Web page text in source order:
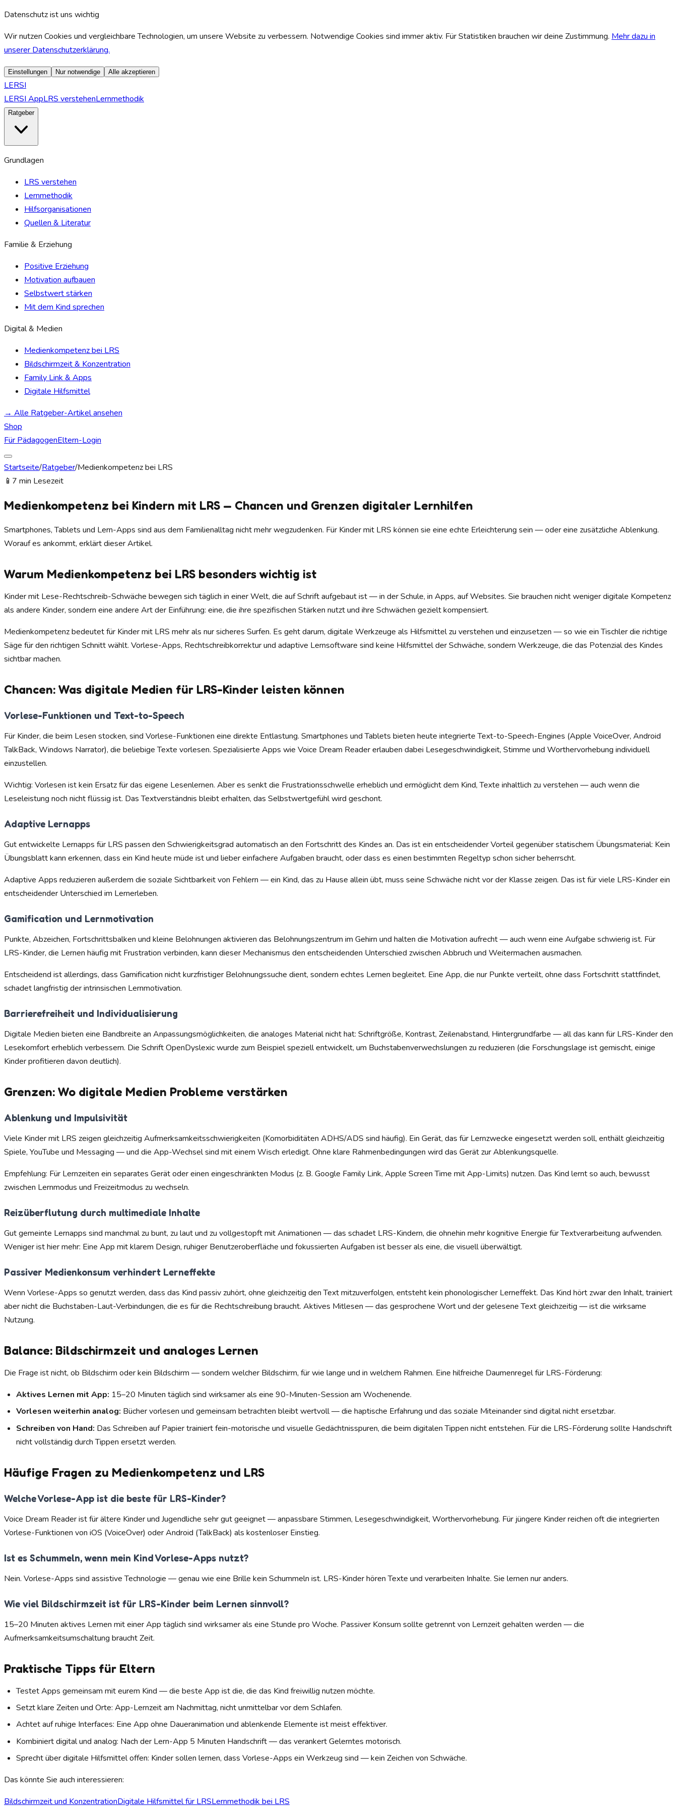
Datenschutz ist uns wichtig
Wir nutzen Cookies und vergleichbare Technologien, um unsere Website zu verbessern. Notwendige Cookies sind immer aktiv. Für Statistiken brauchen wir deine Zustimmung. Mehr dazu in
unserer Datenschutzerklärung.
Einstellungen Nur notwendige Alle akzeptieren
LERSI
LERSI AppLRS verstehenLernmethodik
Ratgeber
Grundlagen
LRS verstehen
Lernmethodik
Hilfsorganisationen
Quellen & Literatur
Familie & Erziehung
Positive Erziehung
Motivation aufbauen
Selbstwert stärken
Mit dem Kind sprechen
Digital & Medien
Medienkompetenz bei LRS
Bildschirmzeit & Konzentration
Family Link & Apps
Digitale Hilfsmittel
→ Alle Ratgeber-Artikel ansehen
Shop
Für PädagogenEltern-Login
Startseite/Ratgeber/Medienkompetenz bei LRS
📱 7 min Lesezeit
Medienkompetenz bei Kindern mit LRS — Chancen und Grenzen digitaler Lernhilfen
Smartphones, Tablets und Lern-Apps sind aus dem Familienalltag nicht mehr wegzudenken. Für Kinder mit LRS können sie eine echte Erleichterung sein — oder eine zusätzliche Ablenkung.
Worauf es ankommt, erklärt dieser Artikel.
Warum Medienkompetenz bei LRS besonders wichtig ist
Kinder mit Lese-Rechtschreib-Schwäche bewegen sich täglich in einer Welt, die auf Schrift aufgebaut ist — in der Schule, in Apps, auf Websites. Sie brauchen nicht weniger digitale Kompetenz
als andere Kinder, sondern eine andere Art der Einführung: eine, die ihre spezifischen Stärken nutzt und ihre Schwächen gezielt kompensiert.
Medienkompetenz bedeutet für Kinder mit LRS mehr als nur sicheres Surfen. Es geht darum, digitale Werkzeuge als Hilfsmittel zu verstehen und einzusetzen — so wie ein Tischler die richtige
Säge für den richtigen Schnitt wählt. Vorlese-Apps, Rechtschreibkorrektur und adaptive Lernsoftware sind keine Hilfsmittel der Schwäche, sondern Werkzeuge, die das Potenzial des Kindes
sichtbar machen.
Chancen: Was digitale Medien für LRS-Kinder leisten können
Vorlese-Funktionen und Text-to-Speech
Für Kinder, die beim Lesen stocken, sind Vorlese-Funktionen eine direkte Entlastung. Smartphones und Tablets bieten heute integrierte Text-to-Speech-Engines (Apple VoiceOver, Android
TalkBack, Windows Narrator), die beliebige Texte vorlesen. Spezialisierte Apps wie Voice Dream Reader erlauben dabei Lesegeschwindigkeit, Stimme und Worthervorhebung individuell
einzustellen.
Wichtig: Vorlesen ist kein Ersatz für das eigene Lesenlernen. Aber es senkt die Frustrationsschwelle erheblich und ermöglicht dem Kind, Texte inhaltlich zu verstehen — auch wenn die
Leseleistung noch nicht flüssig ist. Das Textverständnis bleibt erhalten, das Selbstwertgefühl wird geschont.
Adaptive Lernapps
Gut entwickelte Lernapps für LRS passen den Schwierigkeitsgrad automatisch an den Fortschritt des Kindes an. Das ist ein entscheidender Vorteil gegenüber statischem Übungsmaterial: Kein
Übungsblatt kann erkennen, dass ein Kind heute müde ist und lieber einfachere Aufgaben braucht, oder dass es einen bestimmten Regeltyp schon sicher beherrscht.
Adaptive Apps reduzieren außerdem die soziale Sichtbarkeit von Fehlern — ein Kind, das zu Hause allein übt, muss seine Schwäche nicht vor der Klasse zeigen. Das ist für viele LRS-Kinder ein
entscheidender Unterschied im Lernerleben.
Gamification und Lernmotivation
Punkte, Abzeichen, Fortschrittsbalken und kleine Belohnungen aktivieren das Belohnungszentrum im Gehirn und halten die Motivation aufrecht — auch wenn eine Aufgabe schwierig ist. Für
LRS-Kinder, die Lernen häufig mit Frustration verbinden, kann dieser Mechanismus den entscheidenden Unterschied zwischen Abbruch und Weitermachen ausmachen.
Entscheidend ist allerdings, dass Gamification nicht kurzfristiger Belohnungssuche dient, sondern echtes Lernen begleitet. Eine App, die nur Punkte verteilt, ohne dass Fortschritt stattfindet,
schadet langfristig der intrinsischen Lernmotivation.
Barrierefreiheit und Individualisierung
Digitale Medien bieten eine Bandbreite an Anpassungsmöglichkeiten, die analoges Material nicht hat: Schriftgröße, Kontrast, Zeilenabstand, Hintergrundfarbe — all das kann für LRS-Kinder den
Lesekomfort erheblich verbessern. Die Schrift OpenDyslexic wurde zum Beispiel speziell entwickelt, um Buchstabenverwechslungen zu reduzieren (die Forschungslage ist gemischt, einige
Kinder profitieren davon deutlich).
Grenzen: Wo digitale Medien Probleme verstärken
Ablenkung und Impulsivität
Viele Kinder mit LRS zeigen gleichzeitig Aufmerksamkeitsschwierigkeiten (Komorbiditäten ADHS/ADS sind häufig). Ein Gerät, das für Lernzwecke eingesetzt werden soll, enthält gleichzeitig
Spiele, YouTube und Messaging — und die App-Wechsel sind mit einem Wisch erledigt. Ohne klare Rahmenbedingungen wird das Gerät zur Ablenkungsquelle.
Empfehlung: Für Lernzeiten ein separates Gerät oder einen eingeschränkten Modus (z. B. Google Family Link, Apple Screen Time mit App-Limits) nutzen. Das Kind lernt so auch, bewusst
zwischen Lernmodus und Freizeitmodus zu wechseln.
Reizüberflutung durch multimediale Inhalte
Gut gemeinte Lernapps sind manchmal zu bunt, zu laut und zu vollgestopft mit Animationen — das schadet LRS-Kindern, die ohnehin mehr kognitive Energie für Textverarbeitung aufwenden.
Weniger ist hier mehr: Eine App mit klarem Design, ruhiger Benutzeroberfläche und fokussierten Aufgaben ist besser als eine, die visuell überwältigt.
Passiver Medienkonsum verhindert Lerneffekte
Wenn Vorlese-Apps so genutzt werden, dass das Kind passiv zuhört, ohne gleichzeitig den Text mitzuverfolgen, entsteht kein phonologischer Lerneffekt. Das Kind hört zwar den Inhalt, trainiert
aber nicht die Buchstaben-Laut-Verbindungen, die es für die Rechtschreibung braucht. Aktives Mitlesen — das gesprochene Wort und der gelesene Text gleichzeitig — ist die wirksame
Nutzung.
Balance: Bildschirmzeit und analoges Lernen
Die Frage ist nicht, ob Bildschirm oder kein Bildschirm — sondern welcher Bildschirm, für wie lange und in welchem Rahmen. Eine hilfreiche Daumenregel für LRS-Förderung:
Aktives Lernen mit App: 15–20 Minuten täglich sind wirksamer als eine 90-Minuten-Session am Wochenende.
Vorlesen weiterhin analog: Bücher vorlesen und gemeinsam betrachten bleibt wertvoll — die haptische Erfahrung und das soziale Miteinander sind digital nicht ersetzbar.
Schreiben von Hand: Das Schreiben auf Papier trainiert fein-motorische und visuelle Gedächtnisspuren, die beim digitalen Tippen nicht entstehen. Für die LRS-Förderung sollte Handschrift
nicht vollständig durch Tippen ersetzt werden.
Häufige Fragen zu Medienkompetenz und LRS
Welche Vorlese-App ist die beste für LRS-Kinder?
Voice Dream Reader ist für ältere Kinder und Jugendliche sehr gut geeignet — anpassbare Stimmen, Lesegeschwindigkeit, Worthervorhebung. Für jüngere Kinder reichen oft die integrierten
Vorlese-Funktionen von iOS (VoiceOver) oder Android (TalkBack) als kostenloser Einstieg.
Ist es Schummeln, wenn mein Kind Vorlese-Apps nutzt?
Nein. Vorlese-Apps sind assistive Technologie — genau wie eine Brille kein Schummeln ist. LRS-Kinder hören Texte und verarbeiten Inhalte. Sie lernen nur anders.
Wie viel Bildschirmzeit ist für LRS-Kinder beim Lernen sinnvoll?
15–20 Minuten aktives Lernen mit einer App täglich sind wirksamer als eine Stunde pro Woche. Passiver Konsum sollte getrennt von Lernzeit gehalten werden — die
Aufmerksamkeitsumschaltung braucht Zeit.
Praktische Tipps für Eltern
Testet Apps gemeinsam mit eurem Kind — die beste App ist die, die das Kind freiwillig nutzen möchte.
Setzt klare Zeiten und Orte: App-Lernzeit am Nachmittag, nicht unmittelbar vor dem Schlafen.
Achtet auf ruhige Interfaces: Eine App ohne Daueranimation und ablenkende Elemente ist meist effektiver.
Kombiniert digital und analog: Nach der Lern-App 5 Minuten Handschrift — das verankert Gelerntes motorisch.
Sprecht über digitale Hilfsmittel offen: Kinder sollen lernen, dass Vorlese-Apps ein Werkzeug sind — kein Zeichen von Schwäche.
Das könnte Sie auch interessieren:
Bildschirmzeit und KonzentrationDigitale Hilfsmittel für LRSLernmethodik bei LRS